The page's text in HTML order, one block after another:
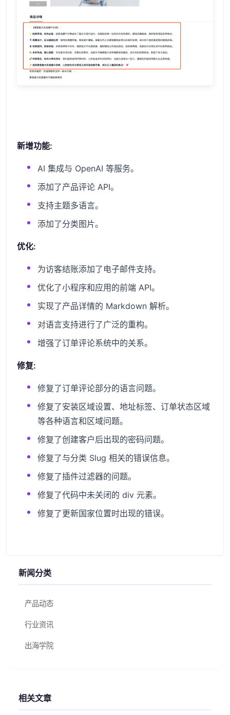
新增功能:
AI 集成与 OpenAI 等服务。
添加了产品评论 API。
支持主题多语言。
添加了分类图片。
优化:
为访客结账添加了电子邮件支持。
优化了小程序和应用的前端 API。
实现了产品详情的 Markdown 解析。
对语言支持进行了广泛的重构。
增强了订单评论系统中的关系。
修复:
修复了订单评论部分的语言问题。
修复了安装区域设置、地址标签、订单状态区域
等各种语言和区域问题。
修复了创建客户后出现的密码问题。
修复了与分类 Slug 相关的错误信息。
修复了插件过滤器的问题。
修复了代码中未关闭的 div 元素。
修复了更新国家位置时出现的错误。
新闻分类
产品动态
行业资讯
出海学院
相关文章